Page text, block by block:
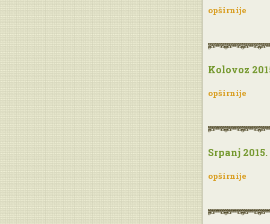
opširnije
Kolovoz
opširnije
Srpanj 2015.
opširnije